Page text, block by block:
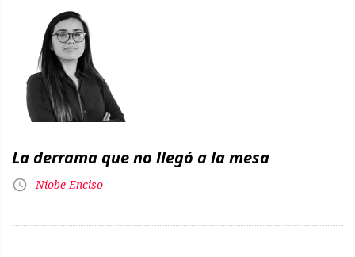
La derrama que no llegó a la mesa
Níobe Enciso